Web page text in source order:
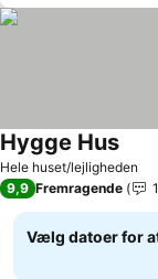
Hele huset/lejligheden
Hygge HusSe
9,9 Fremragende
Vælg datoer for